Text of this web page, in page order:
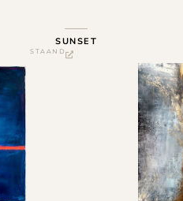
SUNSET
STAAND